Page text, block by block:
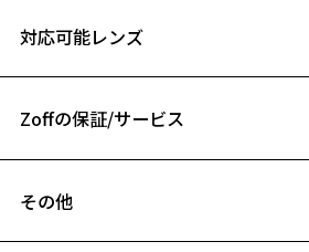
B ブリッジ(鼻部分)の横幅：18mm
対応可能レンズ
フレームとレンズの合計料金
Zoffの保証/サービス
その他